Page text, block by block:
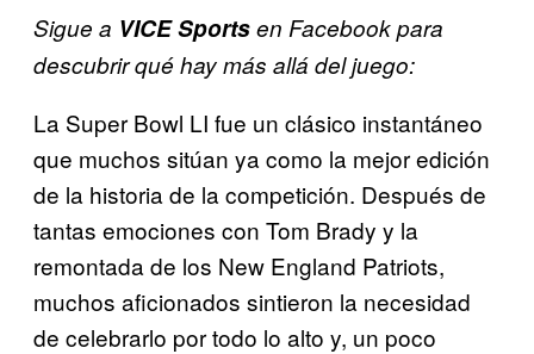
Sigue a VICE Sportsen Facebook para
descubrir qué hay más allá del juego:
La Super Bowl LI fue un clásico instantáneo
que muchos sitúan ya como la mejor edición
de la historia de la competición. Después de
tantas emociones con Tom Brady y la
remontada de los New England Patriots,
muchos aficionados sintieron la necesidad
de celebrarlo por todo lo alto y, un poco